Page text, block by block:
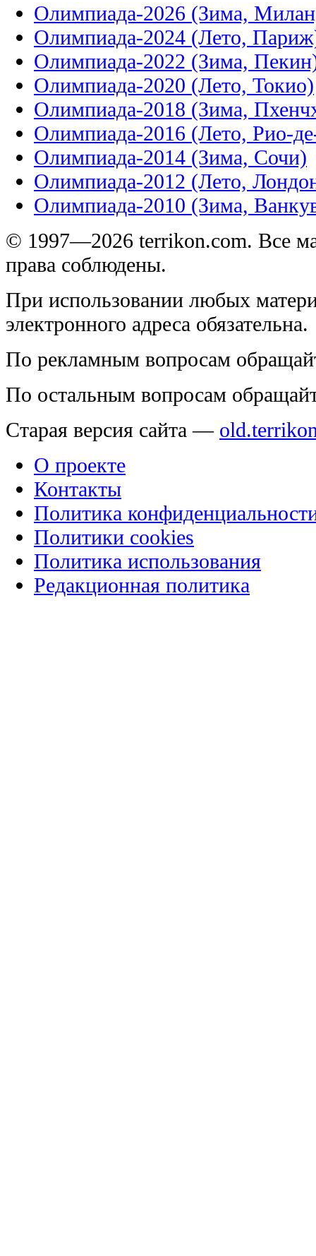
Олимпиада-2026 (Зима,
Олимпиада-2024 (Лето,
Олимпиада-2022 (Зима,
Олимпиада-2020 (Лето, Токио)
Олимпиада-2018 (Зима,
Олимпиада-2016 (Лето, Рио-
Олимпиада-2014 (Зима, Сочи)
Олимпиада-2012 (Лето,
Олимпиада-2010 (Зима,
© 1997—2026 terrikon.com. Все
права соблюдены.
При использовании любых
электронного адреса обязательна.
По рекламным вопросам
По остальным вопросам
Старая версия сайта —
О проекте
Контакты
Политика
Политики cookies
Политика использования
Редакционная политика